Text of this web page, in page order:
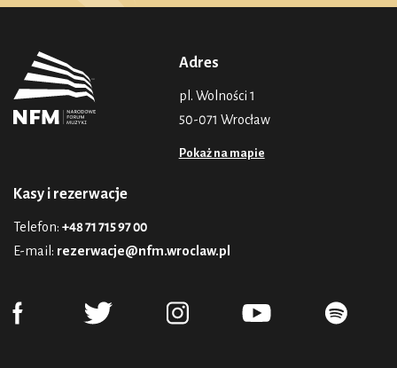
Adres
pl. Wolności 1
50-071 Wrocław
Pokaż na mapie
Kasy i rezerwacje
Telefon: +48 71 715 97 00
E-mail: rezerwacje@nfm.wroclaw.pl